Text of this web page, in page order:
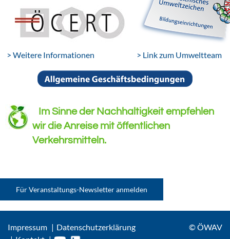
> Weitere Informationen > Link zum Umweltteam
Im Sinne der Nachhaltigkeit empfehlen
wir die Anreise mit öffentlichen
Verkehrsmitteln.
Für Veranstaltungs-Newsletter anmelden
Impressum
Datenschutzerklärung
© ÖWAV